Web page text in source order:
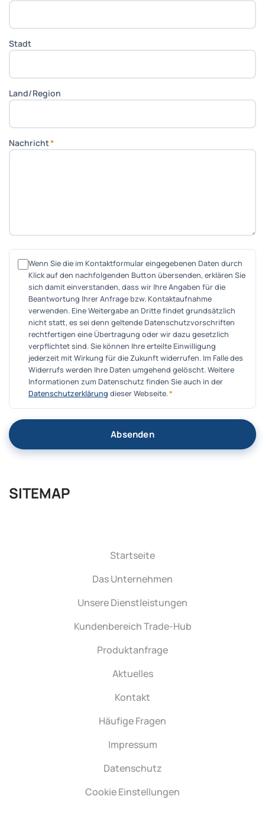
Stadt
Land/Region
Nachricht*
Wenn Sie die im Kontaktformular eingegebenen Daten durch
Klick auf den nachfolgenden Button übersenden, erklären Sie
sich damit einverstanden, dass wir Ihre Angaben für die
Beantwortung Ihrer Anfrage bzw. Kontaktaufnahme
verwenden. Eine Weitergabe an Dritte findet grundsätzlich
nicht statt, es sei denn geltende Datenschutzvorschriften
rechtfertigen eine Übertragung oder wir dazu gesetzlich
verpflichtet sind. Sie können Ihre erteilte Einwilligung
jederzeit mit Wirkung für die Zukunft widerrufen. Im Falle des
Widerrufs werden Ihre Daten umgehend gelöscht. Weitere
Informationen zum Datenschutz finden Sie auch in der
Datenschutzerklärung dieser Webseite.*
Absenden
SITEMAP
Startseite
Das Unternehmen
Unsere Dienstleistungen
Kundenbereich Trade-Hub
Produktanfrage
Aktuelles
Kontakt
Häufige Fragen
Impressum
Datenschutz
Cookie Einstellungen